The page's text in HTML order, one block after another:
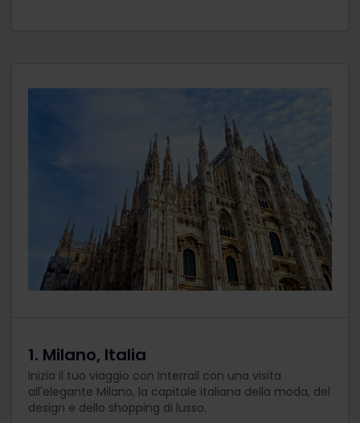
1. Milano, Italia
Inizia il tuo viaggio con Interrail con una visita
all'elegante Milano, la capitale italiana della moda, del
design e dello shopping di lusso.